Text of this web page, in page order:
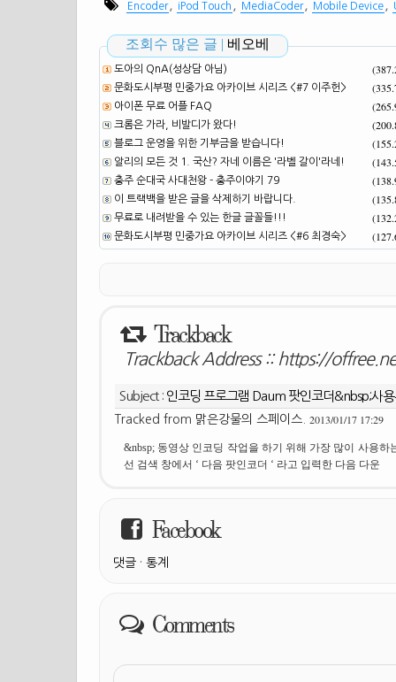
Encoder iPod Touch MediaCoder Mobile Device
조회수 많은 글 | 베오베
도아의 QnA(성상담 아님)
문화도시부평 민중가요 아카이브 시리즈 <#7 이주헌>
아이폰 무료 어플 FAQ
크롬은 가라, 비발디가 왔다!
블로그 운영을 위한 기부금을 받습니다!
알리의 모든 것 1. 국산? 자네 이름은 '라벨 갈이'라네!
충주 순대국 사대천왕 - 충주이야기 79
이 트랙백을 받은 글을 삭제하기 바랍니다.
무료로 내려받을 수 있는 한글 글꼴들!!!
문화도시부평 민중가요 아카이브 시리즈 <#6 최경숙>
Trackback
Trackback Address :: https://
Subject : 인코딩 프로그램 Daum 팟인코더&nbsp;사용
Tracked from 맑은강물의 스페이스. 2013/01/17 17:29
&nbsp; 동영상 인코딩 작업을 하기 위해 가장 많이 사용하
선 검색 창에서 ‘ 다음 팟인코더 ‘ 라고 입력한 다음 다운
Facebook
댓글 · 통계
Comments